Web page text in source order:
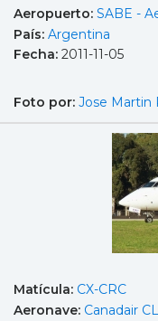
Aeropuerto: SABE -
País: Argentina
Fecha: 2011-11-05
Foto por: Jose Martin
Matícula: CX-CRC
Aeronave: Canadair